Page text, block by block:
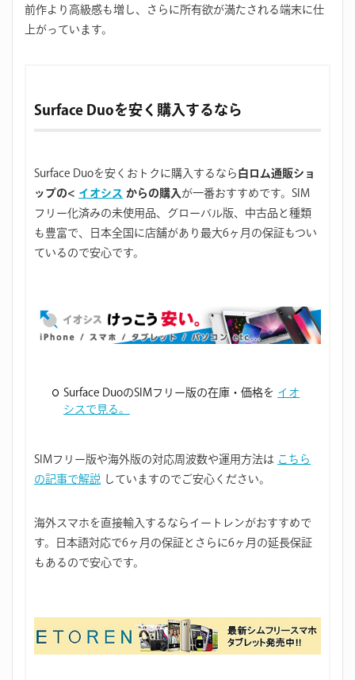
前作より高級感も増し、さらに所有欲が満たされる端末に仕
上がっています。
Surface Duoを安く購入するなら
Surface Duoを安くおトクに購入するなら 白ロム通販ショ
ップの< イオシス からの購入 が一番おすすめです。SIM
フリー化済みの未使用品、グローバル版、中古品と種類
も豊富で、日本全国に店舗があり最大6ヶ月の保証もつい
ているので安心です。
Surface DuoのSIMフリー版の在庫・価格を イオ
シスで見る。
SIMフリー版や海外版の対応周波数や運用方法は こちら
の記事で解説 していますのでご安心ください。
海外スマホを直接輸入するならイートレンがおすすめで
す。日本語対応で6ヶ月の保証とさらに6ヶ月の延長保証
もあるので安心です。